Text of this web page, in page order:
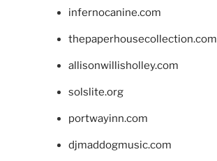
infernocanine.com
thepaperhousecollection.com
allisonwillisholley.com
solslite.org
portwayinn.com
djmaddogmusic.com